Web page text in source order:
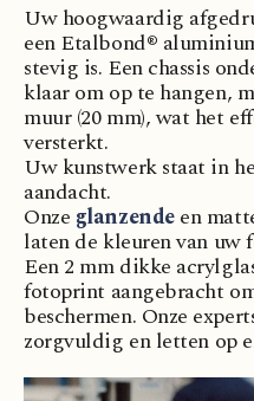
Uw hoogwaardig
een Etalbond®
stevig is. Een chassis
klaar om op te hangen,
muur (20 mm), wat het
versterkt.
Uw kunstwerk staat in
aandacht.
Onze glanzendeen
laten de kleuren van
Een 2 mm dikke
fotoprint aangebracht
beschermen. Onze
zorgvuldig en letten op